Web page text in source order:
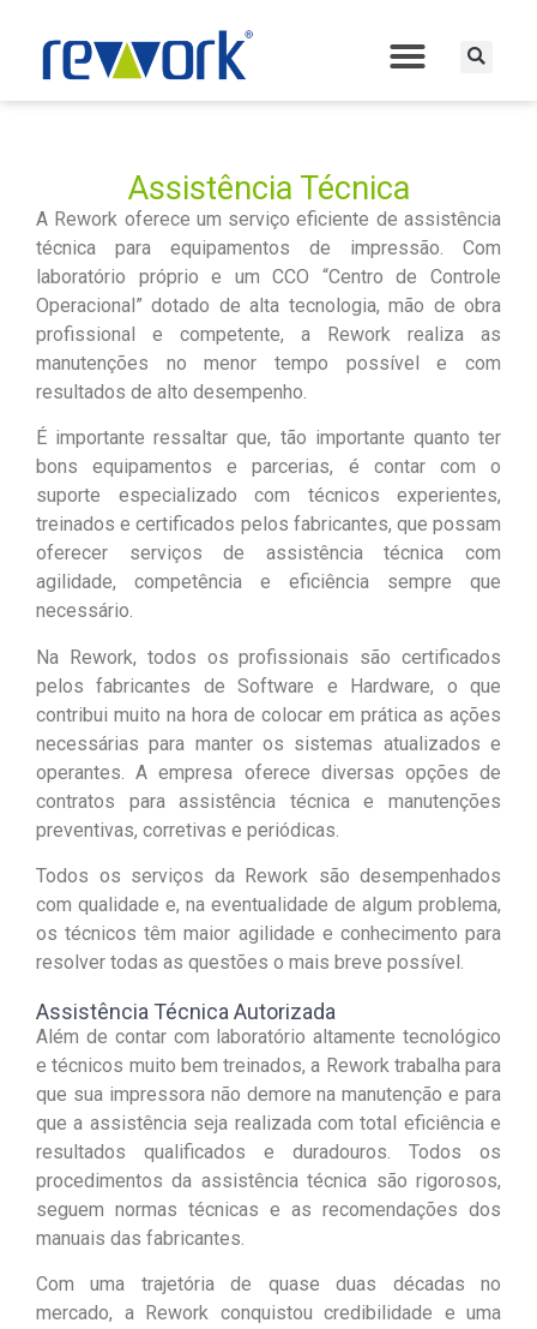
Assistência Técnica
A Rework oferece um serviço eficiente de assistência
técnica para equipamentos de impressão. Com
laboratório próprio e um CCO “Centro de Controle
Operacional” dotado de alta tecnologia, mão de obra
profissional e competente, a Rework realiza as
manutenções no menor tempo possível e com
resultados de alto desempenho.
É importante ressaltar que, tão importante quanto ter
bons equipamentos e parcerias, é contar com o
suporte especializado com técnicos experientes,
treinados e certificados pelos fabricantes, que possam
oferecer serviços de assistência técnica com
agilidade, competência e eficiência sempre que
necessário.
Na Rework, todos os profissionais são certificados
pelos fabricantes de Software e Hardware, o que
contribui muito na hora de colocar em prática as ações
necessárias para manter os sistemas atualizados e
operantes. A empresa oferece diversas opções de
contratos para assistência técnica e manutenções
preventivas, corretivas e periódicas.
Todos os serviços da Rework são desempenhados
com qualidade e, na eventualidade de algum problema,
os técnicos têm maior agilidade e conhecimento para
resolver todas as questões o mais breve possível.
Assistência Técnica Autorizada
Além de contar com laboratório altamente tecnológico
e técnicos muito bem treinados, a Rework trabalha para
que sua impressora não demore na manutenção e para
que a assistência seja realizada com total eficiência e
resultados qualificados e duradouros. Todos os
procedimentos da assistência técnica são rigorosos,
seguem normas técnicas e as recomendações dos
manuais das fabricantes.
Com uma trajetória de quase duas décadas no
mercado, a Rework conquistou credibilidade e uma